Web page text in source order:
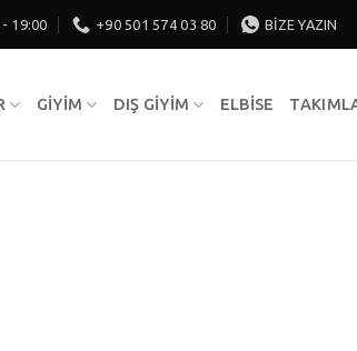
19:00 +90 501 574 03 80 BIZE YAZIN
GIYIM DIŞ GIYIM ELBISE